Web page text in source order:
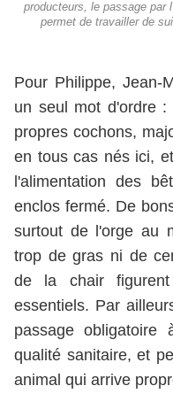
producteurs, le passage par
permet de travailler de
Pour Philippe, Jean-
un seul mot d'ordre
propres cochons,
en tous cas nés ici,
l'alimentation des
enclos fermé. De
surtout de l'orge au
trop de gras ni de
de la chair
essentiels. Par
passage obligatoire
qualité sanitaire, et
animal qui arrive